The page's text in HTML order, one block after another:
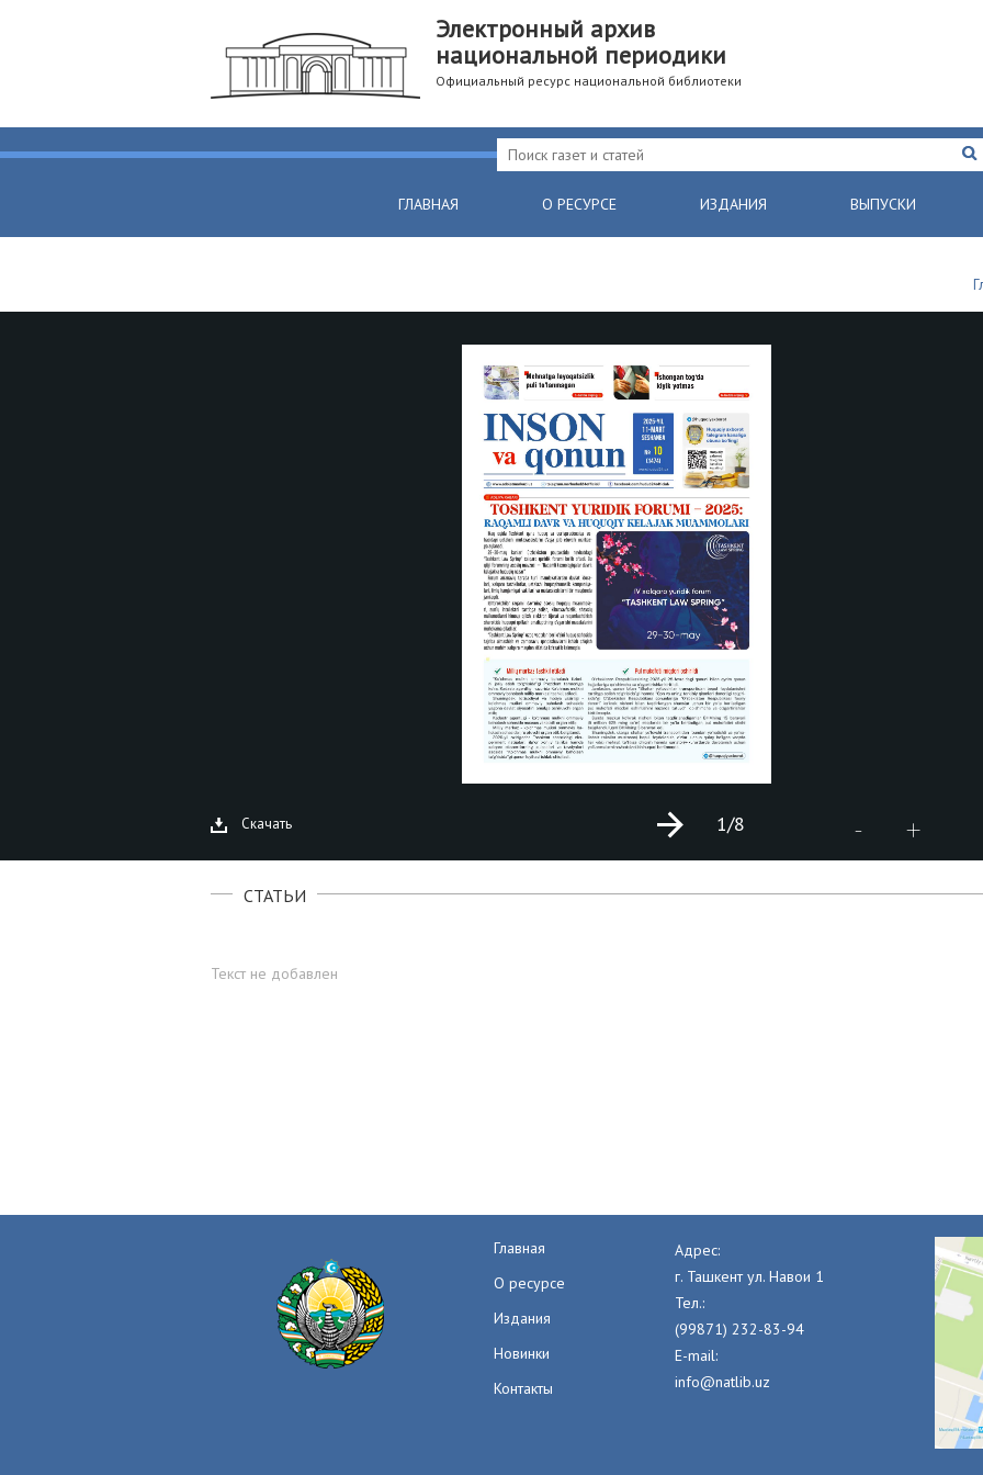
Электронный архив
национальной периодики
Официальный ресурс национальной библиотеки
ГЛАВНАЯ О РЕСУРСЕ ИЗДАНИЯ ВЫПУСКИ
Скачать - +
1/8
СТАТЬИ
Текст не добавлен
Главная
О ресурсе
Издания
Новинки
Контакты
Адрес:
г. Ташкент ул. Навои 1
Тел.:
(99871) 232-83-94
E-mail:
info@natlib.uz